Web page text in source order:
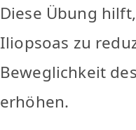
Diese Übung
Iliopsoas zu
Beweglichkeit
erhöhen.